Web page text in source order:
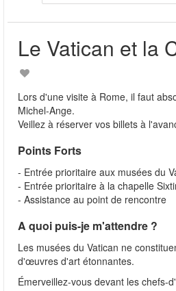
Le Vatican et la
Lors d'une visite à Rome, il faut
Michel-Ange.
Veillez à réserver vos billets à
Points Forts
- Entrée prioritaire aux musées du
- Entrée prioritaire à la chapelle
- Assistance au point de rencontre
A quoi puis-je m'attendre ?
Les musées du Vatican ne
d'œuvres d'art étonnantes.
Émerveillez-vous devant les